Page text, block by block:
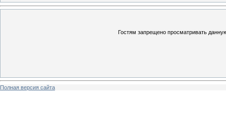
Гостям запрещено просматривать
Полная версия сайта